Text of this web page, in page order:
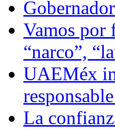
Vamos por
“narco”,
UAEMéx
La